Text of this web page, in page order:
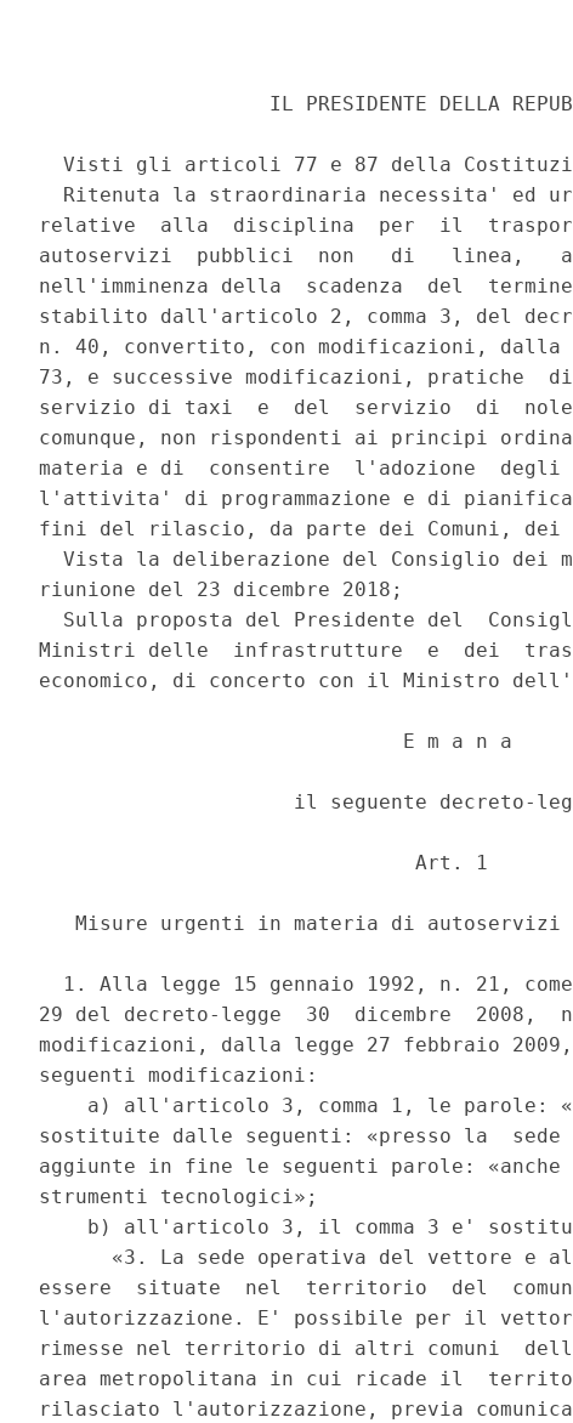
IL PRESIDENTE DELLA
Visti gli articoli 77 e 87 della
Ritenuta la straordinaria necessita' ed
relative  alla  disciplina  per  il
autoservizi  pubblici  non   di   linea,
nell'imminenza della  scadenza  del
stabilito dall'articolo 2, comma 3, del
n. 40, convertito, con modificazioni, dalla
73, e successive modificazioni, pratiche
servizio di taxi  e  del  servizio  di
comunque, non rispondenti ai principi
materia e di  consentire  l'adozione
l'attivita' di programmazione e di
fini del rilascio, da parte dei Comuni,
Vista la deliberazione del Consiglio dei
riunione del 23 dicembre 2018;
Sulla proposta del Presidente del
Ministri delle  infrastrutture  e  dei
economico, di concerto con il Ministro
                              E m a n a
il seguente decreto-
                               Art. 1
Misure urgenti in materia di autoservizi
1. Alla legge 15 gennaio 1992, n. 21,
29 del decreto-legge  30  dicembre  2008,
modificazioni, dalla legge 27 febbraio
seguenti modificazioni:
a) all'articolo 3, comma 1, le parole:
sostituite dalle seguenti: «presso la
aggiunte in fine le seguenti parole:
strumenti tecnologici»;
b) all'articolo 3, il comma 3 e'
«3. La sede operativa del vettore e
essere  situate  nel  territorio  del
l'autorizzazione. E' possibile per il
rimesse nel territorio di altri comuni  della
area metropolitana in cui ricade il
rilasciato l'autorizzazione, previa